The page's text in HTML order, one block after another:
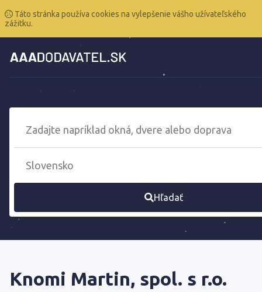
Táto stránka používa cookies na vylepšenie vášho užívateľského
zážitku.
Hľadať
Knomi Martin, spol. s r.o.